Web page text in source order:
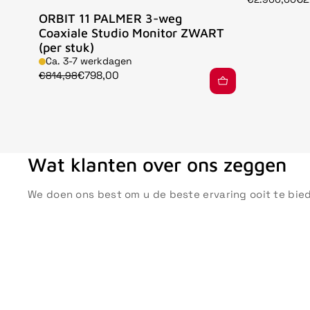
ORBIT 11 PALMER 3-weg
Coaxiale Studio Monitor ZWART
(per stuk)
Ca. 3-7 werkdagen
€814,98€798,00
Wat klanten over ons zeggen
We doen ons best om u de beste ervaring ooit te